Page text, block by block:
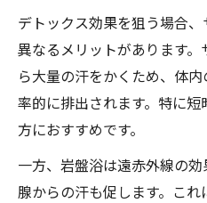
デトックス効果を狙う場合
異なるメリットがあります
ら大量の汗をかくため、体
率的に排出されます。特に
方におすすめです。
一方、岩盤浴は遠赤外線の
腺からの汗も促します。こ